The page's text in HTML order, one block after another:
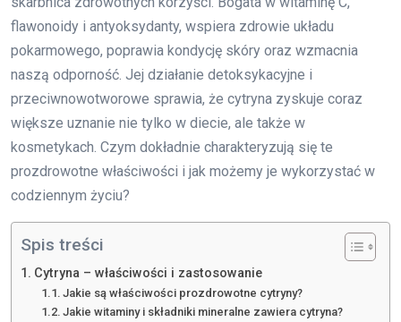
flawonoidy i antyoksydanty, wspiera zdrowie układu
pokarmowego, poprawia kondycję skóry oraz wzmacnia
naszą odporność. Jej działanie detoksykacyjne i
przeciwnowotworowe sprawia, że cytryna zyskuje coraz
większe uznanie nie tylko w diecie, ale także w
kosmetykach. Czym dokładnie charakteryzują się te
prozdrowotne właściwości i jak możemy je wykorzystać w
codziennym życiu?
Spis treści
Cytryna – właściwości i zastosowanie
Jakie są właściwości prozdrowotne cytryny?
Jakie witaminy i składniki mineralne zawiera cytryna?